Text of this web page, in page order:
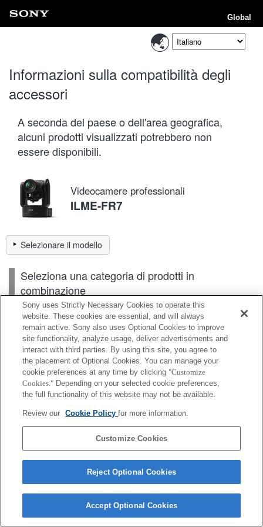
Global
Informazioni sulla compatibilità degli
accessori
A seconda del paese o dell'area geografica,
alcuni prodotti visualizzati potrebbero non
essere disponibili.
Videocamere professionali
ILME-FR7
Selezionare il modello
Seleziona una categoria di prodotti in
combinazione
Obiettivo intercambiabile
A seconda del paese o dell'area geografica, alcuni
prodotti visualizzati potrebbero non essere
disponibili.
Cookie Policy
Copyright 2026 Sony Corporation
Sony uses Strictly Necessary Cookies to operate this
website. These cookies are essential, and will always
remain active. Sony also uses Optional Cookies to improve
site functionality, analyze usage, deliver advertisements and
interact with third parties. By using this site, you agree to
the placement of Optional Cookies. You can manage your
cookie preferences at any time by clicking "Customize
Cookies." Depending on your selected cookie preferences,
the full functionality of this website may not be available.
Review our Cookie Policyfor more information.
Customize Cookies
Reject Optional Cookies
Accept Optional Cookies